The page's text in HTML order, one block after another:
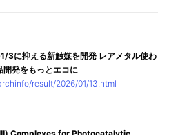
3に抑える新触媒を開発 レアメタル使わ
開発をもっとエコに
result/2026/01/13.html